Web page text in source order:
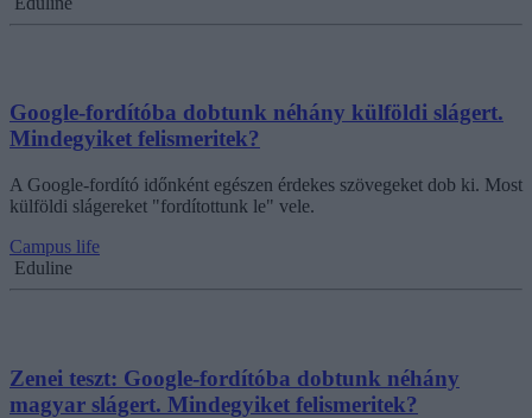
Google-fordítóba dobtunk néhány külföldi slágert.
Mindegyiket felismeritek?
A Google-fordító időnként egészen érdekes szövegeket dob ki. Most
külföldi slágereket "fordítottunk le" vele.
Campus life
Eduline
Zenei teszt: Google-fordítóba dobtunk néhány
magyar slágert. Mindegyiket felismeritek?